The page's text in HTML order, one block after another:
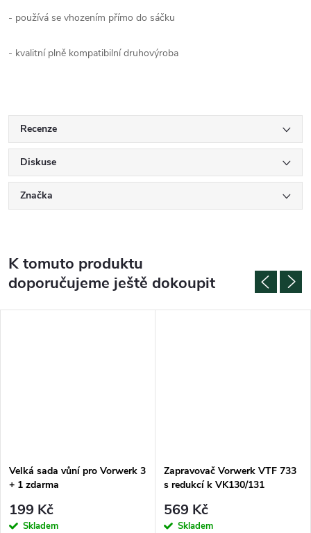
- používá se vhozením přímo do sáčku
- kvalitní plně kompatibilní druhovýroba
Recenze
Diskuse
Značka
K tomuto produktu
doporučujeme ještě dokoupit
Velká sada vůní pro Vorwerk 3
+ 1 zdarma
199 Kč
Skladem
Zapravovač Vorwerk VTF 733
s redukcí k VK130/131
569 Kč
Skladem